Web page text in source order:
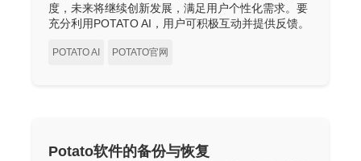
度，未来将继续创新发展，满足用户个性化需求。要
充分利用POTATO AI，用户可积极互动并提供反馈。
POTATO AI POTATO官网
Potato软件的备份与恢复